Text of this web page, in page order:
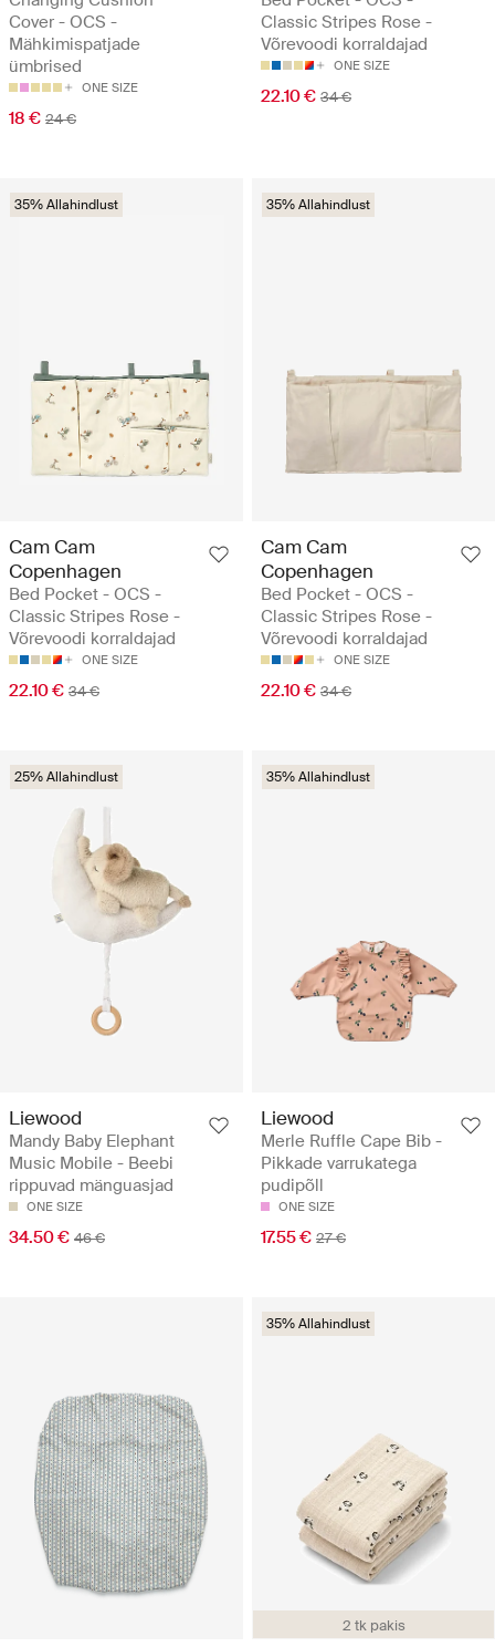
Cover - OCS -
Mähkimispatjade
ümbrised
ONE SIZE
18 € 24 €
Classic Stripes Rose -
Võrevoodi korraldajad
ONE SIZE
22.10 € 34 €
35% Allahindlust
Cam Cam
Copenhagen
Bed Pocket - OCS -
Classic Stripes Rose -
Võrevoodi korraldajad
ONE SIZE
22.10 € 34 €
35% Allahindlust
Cam Cam
Copenhagen
Bed Pocket - OCS -
Classic Stripes Rose -
Võrevoodi korraldajad
ONE SIZE
22.10 € 34 €
25% Allahindlust
Liewood
Mandy Baby Elephant
Music Mobile - Beebi
rippuvad mänguasjad
ONE SIZE
34.50 € 46 €
35% Allahindlust
Liewood
Merle Ruffle Cape Bib -
Pikkade varrukatega
pudipõll
ONE SIZE
17.55 € 27 €
2 tk pakis
35% Allahindlust